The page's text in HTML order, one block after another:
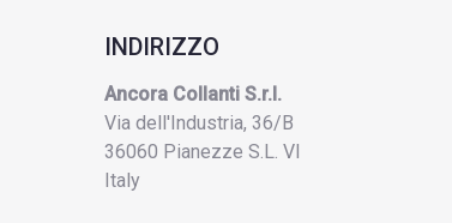
INDIRIZZO
Ancora Collanti S.r.l.
Via dell'Industria, 36/B
36060 Pianezze S.L. VI
Italy